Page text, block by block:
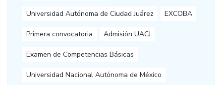
Universidad Autónoma de Ciudad Juárez EXCOBA
Primera convocatoria Admisión UACJ
Examen de Competencias Básicas
Universidad Nacional Autónoma de México